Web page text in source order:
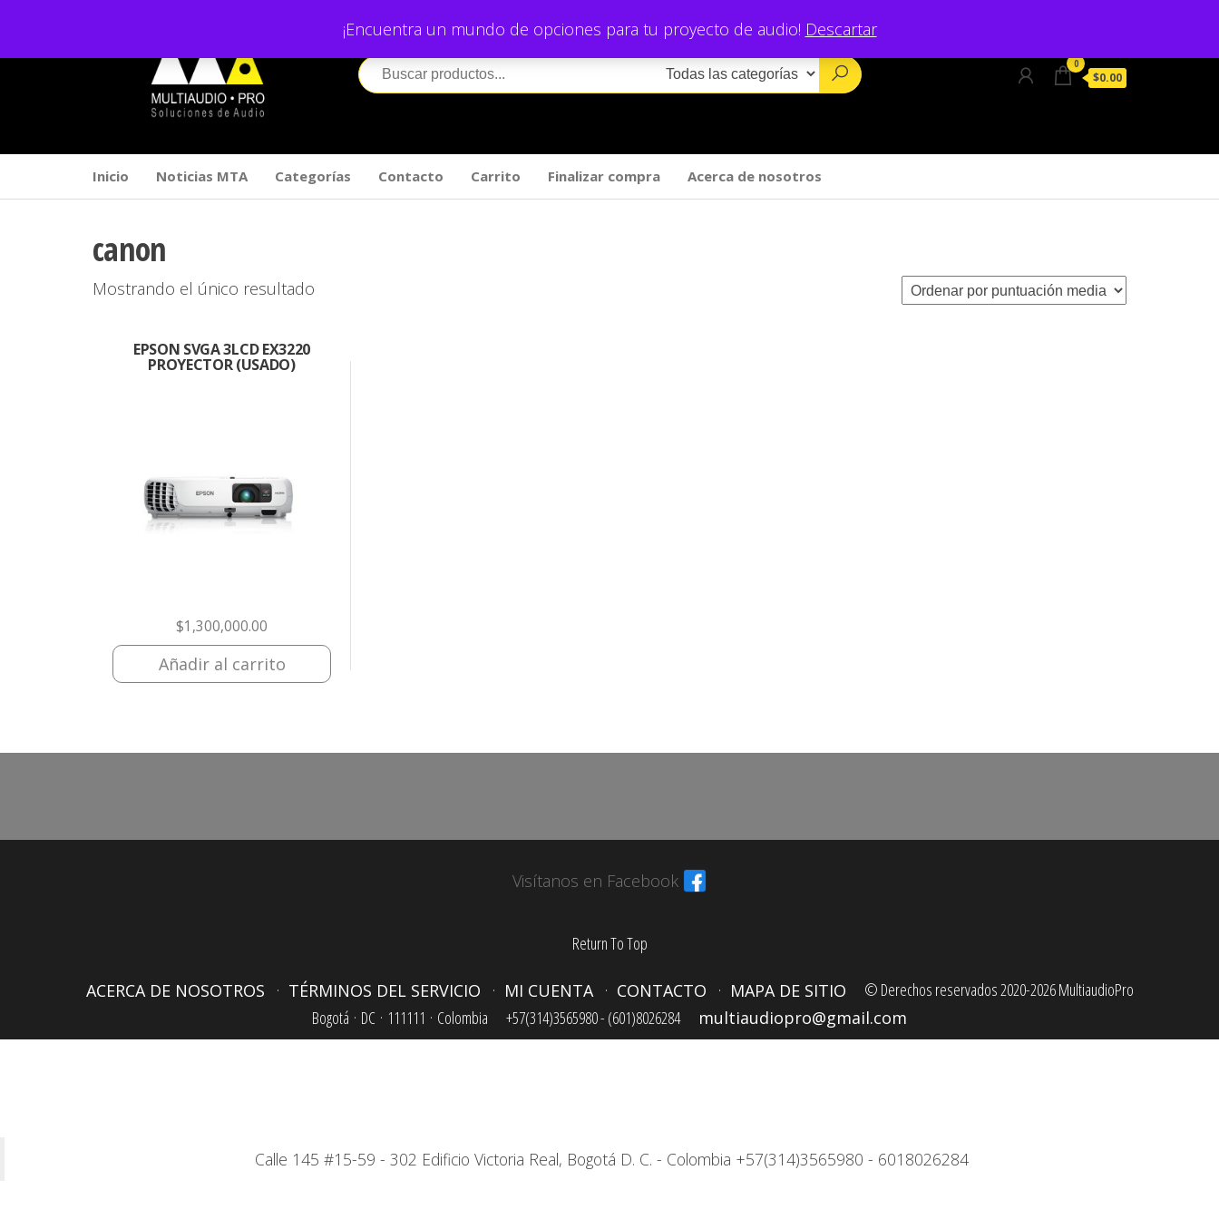
contenido
¡Encuentra un mundo de opciones para tu proyecto de audio! Descartar
0
$0.00
Inicio Noticias MTA Categorías Contacto Carrito Finalizar compra Acerca de nosotros
canon
Mostrando el único resultado
EPSON SVGA 3LCD EX3220
PROYECTOR (USADO)
$1,300,000.00
Añadir al carrito
Visítanos en Facebook
Return To Top
ACERCA DE NOSOTROS TÉRMINOS DEL SERVICIO MI CUENTA CONTACTO MAPA DE SITIO
© Derechos reservados 2020-2026 MultiaudioPro
Bogotá · DC · 111111 · Colombia +57(314)3565980 - (601)8026284 multiaudiopro@gmail.com
Calle 145 #15-59 - 302 Edificio Victoria Real, Bogotá D. C. - Colombia +57(314)3565980 - 6018026284